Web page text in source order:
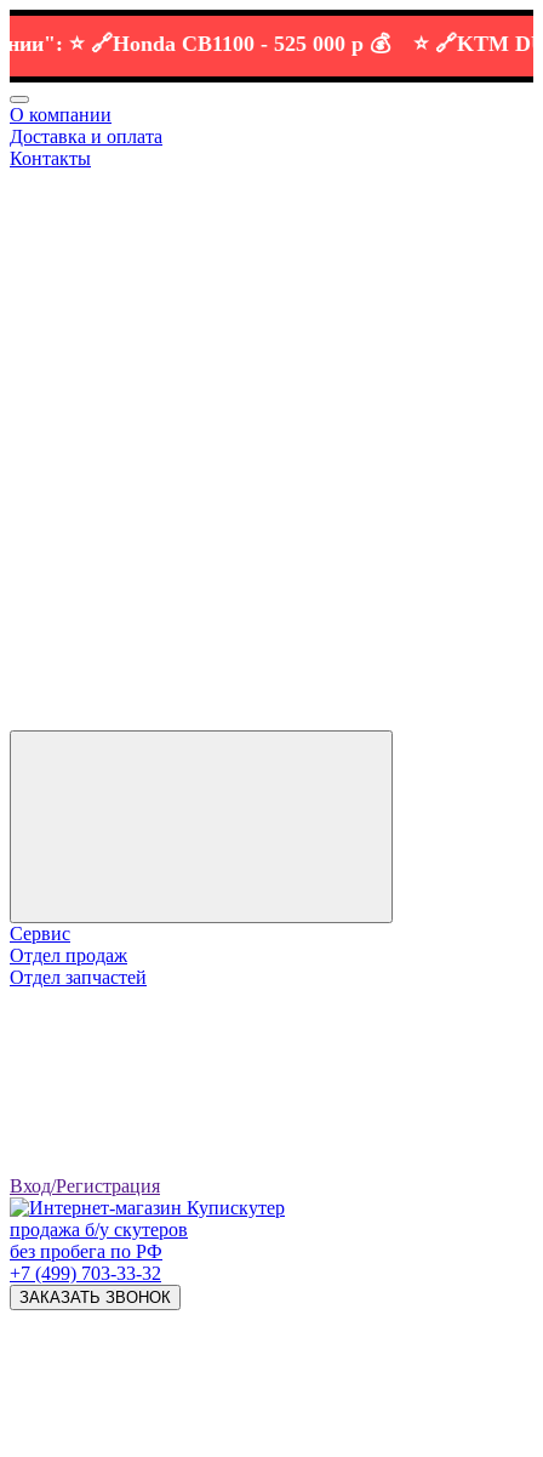
⭐️ 🔗 Honda CB1100 -525 000 р 💰 ⭐️ 🔗 KTM DUKE
О компании
Доставка и оплата
Контакты
Сервис
Отдел продаж
Отдел запчастей
Вход/Регистрация
продажа б/у скутеров
без пробега по РФ
+7 (499) 703-33-32
ЗАКАЗАТЬ ЗВОНОК